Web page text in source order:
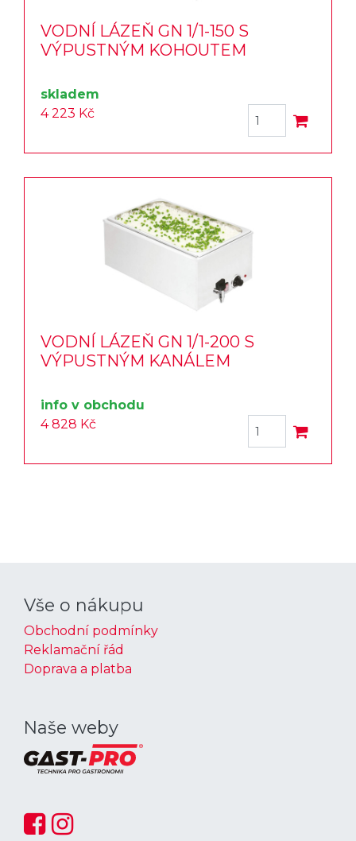
VODNÍ LÁZEŇ GN 1/1-150 S
VÝPUSTNÝM KOHOUTEM
skladem
4 223 Kč
VODNÍ LÁZEŇ GN 1/1-200 S
VÝPUSTNÝM KANÁLEM
info v obchodu
4 828 Kč
Vše o nákupu
Obchodní podmínky
Reklamační řád
Doprava a platba
Naše weby